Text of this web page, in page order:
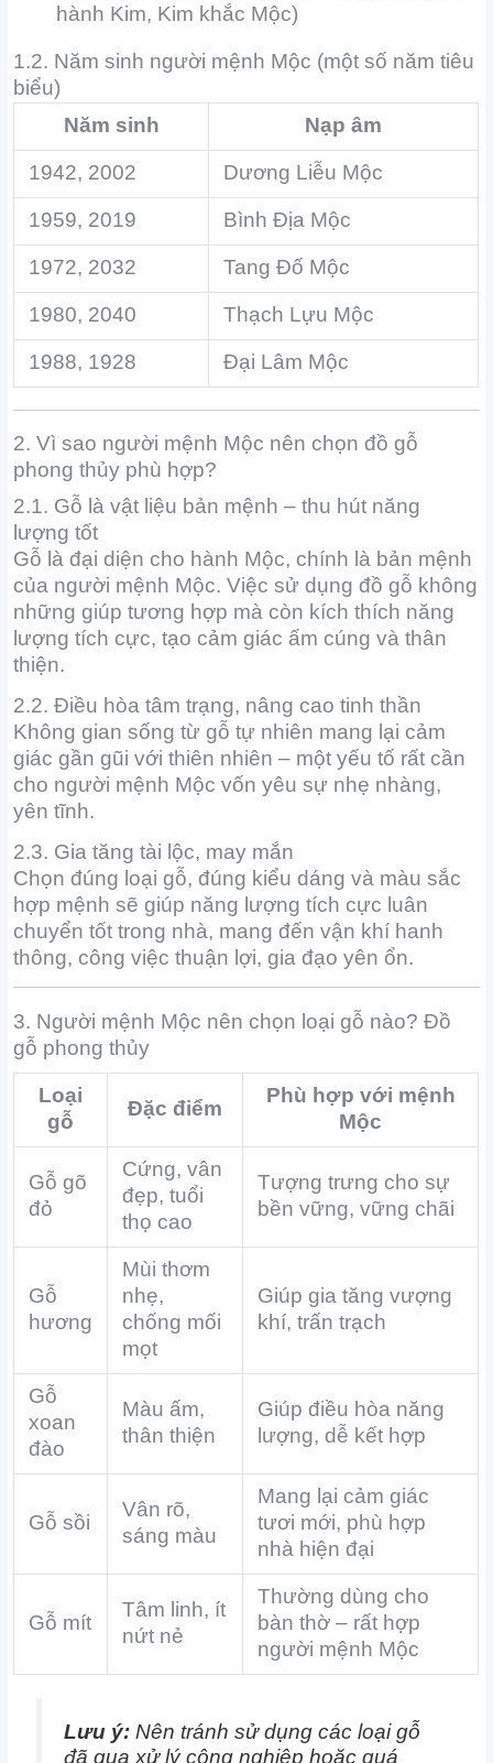
hành Kim, Kim khắc Mộc)
1.2. Năm sinh người mệnh Mộc (một số năm tiêu
biểu)
Năm sinh
Nạp âm
1942, 2002 Dương Liễu Mộc
1959, 2019 Bình Địa Mộc
1972, 2032 Tang Đố Mộc
1980, 2040 Thạch Lựu Mộc
1988, 1928 Đại Lâm Mộc
2. Vì sao người mệnh Mộc nên chọn đồ gỗ
phong thủy phù hợp?
2.1. Gỗ là vật liệu bản mệnh – thu hút năng
lượng tốt
Gỗ là đại diện cho hành Mộc, chính là bản mệnh
của người mệnh Mộc. Việc sử dụng đồ gỗ không
những giúp tương hợp mà còn kích thích năng
lượng tích cực, tạo cảm giác ấm cúng và thân
thiện.
2.2. Điều hòa tâm trạng, nâng cao tinh thần
Không gian sống từ gỗ tự nhiên mang lại cảm
giác gần gũi với thiên nhiên – một yếu tố rất cần
cho người mệnh Mộc vốn yêu sự nhẹ nhàng,
yên tĩnh.
2.3. Gia tăng tài lộc, may mắn
Chọn đúng loại gỗ, đúng kiểu dáng và màu sắc
hợp mệnh sẽ giúp năng lượng tích cực luân
chuyển tốt trong nhà, mang đến vận khí hanh
thông, công việc thuận lợi, gia đạo yên ổn.
3. Người mệnh Mộc nên chọn loại gỗ nào? Đồ
gỗ phong thủy
Loại
gỗ
Đặc điểm
Phù hợp với mệnh
Mộc
Gỗ gõ
đỏ
Cứng, vân
đẹp, tuổi
thọ cao
Tượng trưng cho sự
bền vững, vững chãi
Gỗ
hương
Mùi thơm
nhẹ,
chống mối
mọt
Giúp gia tăng vượng
khí, trấn trạch
Gỗ
xoan
đào
Màu ấm,
thân thiện
Giúp điều hòa năng
lượng, dễ kết hợp
Gỗ sồi
Vân rõ,
sáng màu
Mang lại cảm giác
tươi mới, phù hợp
nhà hiện đại
Gỗ mít
Tâm linh, ít
nứt nẻ
Thường dùng cho
bàn thờ – rất hợp
người mệnh Mộc
Lưu ý: Nên tránh sử dụng các loại gỗ
đã qua xử lý công nghiệp hoặc quá